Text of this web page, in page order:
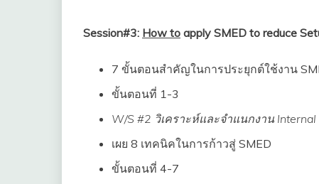
Session#3: How to apply SMED to reduce
7 ขั้นตอนสำคัญในการประยุกต์ใช้งาน
ขั้นตอนที่ 1-3
W/S #2 วิเคราะห์และจำแนกงาน Internal
เผย 8 เทคนิคในการก้าวสู่ SMED
ขั้นตอนที่ 4-7